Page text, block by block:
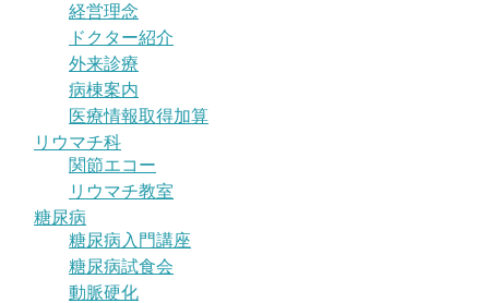
経営理念
ドクター紹介
外来診療
病棟案内
医療情報取得加算
リウマチ科
関節エコー
リウマチ教室
糖尿病
糖尿病入門講座
糖尿病試食会
動脈硬化